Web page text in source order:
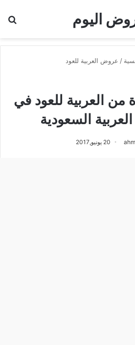
اليوم
/ عروض العربية للعود
العربية للعود في
العربية السعودية
20 يونيو,2017